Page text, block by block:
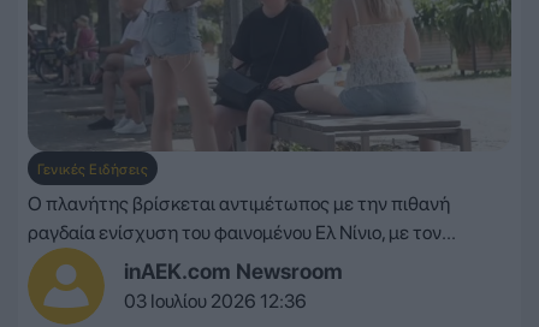
Γενικές Ειδήσεις
inAEK.com Newsroom
03 Ιουλίου 2026 12:36
Ο πλανήτης βρίσκεται αντιμέτωπος με την πιθανή
ραγδαία ενίσχυση του φαινομένου Ελ Νίνιο, με τον...